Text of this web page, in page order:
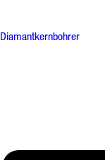
Diamantkernbohrer